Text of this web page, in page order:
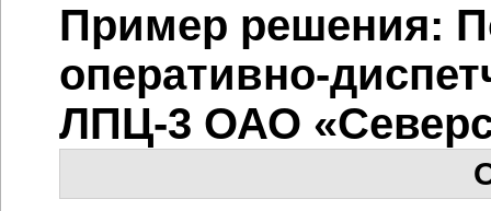
Пример решения:
оперативно-
ЛПЦ-3 ОАО